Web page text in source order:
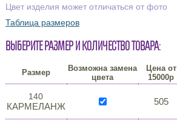
Цвет изделия может отличаться от фото
Таблица размеров
Выберите размер и количество товара:
Размер
Возможна замена
цвета
Цена от
15000р
140
КАРМЕЛАНЖ 505